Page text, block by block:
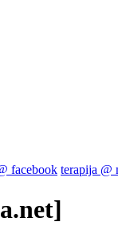
facebook terapija @